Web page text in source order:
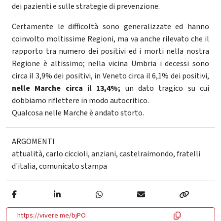
dei pazienti e sulle strategie di prevenzione.
Certamente le difficoltà sono generalizzate ed hanno
coinvolto moltissime Regioni, ma va anche rilevato che il
rapporto tra numero dei positivi ed i morti nella nostra
Regione è altissimo; nella vicina Umbria i decessi sono
circa il 3,9% dei positivi, in Veneto circa il 6,1% dei positivi,
nelle Marche circa il 13,4%; un dato tragico su cui
dobbiamo riflettere in modo autocritico.
Qualcosa nelle Marche è andato storto.
ARGOMENTI
attualità,carlo ciccioli,anziani,castelraimondo,fratelli
d'italia,comunicato stampa
https://vivere.me/bjPO